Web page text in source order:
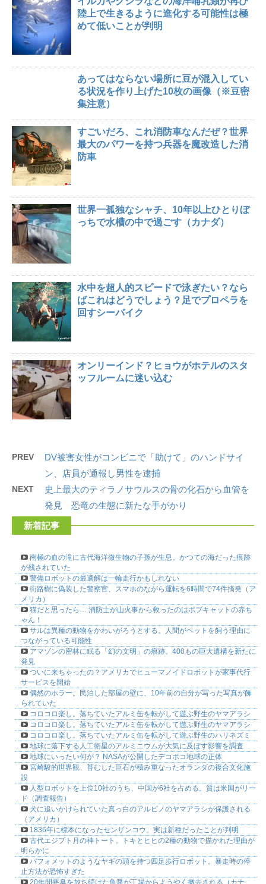
陸上で生きるように進化する可能性は極
めて低いことが判明
あってはならない場所に豆が混入してい
る状況を作り上げた10枚の画像（※豆密
集注意）
すごいだろ、これ消防車なんだぜ？世界
最大のパワーを持つ兵器を魔改造した消
防車
世界一孤独なシャチ、10年以上ひとりぼ
っちで水槽の中で過ごす（カナダ）
水中を超人的スピードで泳ぎたい？なら
ばこれはどうでしょう？足でプロペラを
回すシーバイク
オンリーインド？ヒョウがホテルのスタ
ッフルームに迷い込む
PREV
DV被害女性がコンビニで「助けて」のハンドサイ
ン、店員が通報し男性を逮捕
NEXT
史上最大のティラノサウルスの骨の化石から血管を
発見 恐竜の生態に新たな手がかり
新着記事
南極の血の滝に古代海洋微生物の子孫が生息。かつての海だった痕跡
が残されていた
警備ロボットの最適解は一輪走行かもしれない
街路樹に偽装した警察官、スマホのながら運転を6時間で74件摘発（ア
メリカ）
猫だと思ったら… 消防士が山火事から救ったのはボブキャットの赤ち
ゃん！
サルは異種の動物をかわいがろうとする。人間がペットを飼う理由に
つながっている可能性
アマゾンの密林に眠る「幻の文明」の痕跡。400もの巨大遺構を新たに
発見
ついに来ちゃったの？アメリカでヒューマノイドロボットが家事代行
サービスを開始
偶然のホラー。民泊した部屋の壁に、10年前の自分が写った写真が飾
られていた
コロコロ楽し。落ちていたアルミ缶を転がして遊ぶ野生のヤマアラシ
コロコロ楽し。落ちていたアルミ缶を転がして遊ぶ野生のヤマアラシ
コロコロ楽し。落ちていたアルミ缶を転がして遊ぶ野生のハリネズミ
地球に落下する人工衛星のアルミニウムが大気に及ぼす影響を調査
地球にいったい何が？ NASAが公開したデコボコ地球の正体
宮崎駿的世界観、苔むした巨石が積み重なったオランダの複合文化施
設
人型ロボットを上位10社のうち、中国が6社を占める。質は米国がリー
ド（調査報告）
犬に追いかけられていた真っ白のアルビノのヤマアラシが保護される
（アメリカ）
1836年に標本になったセンザンコウ。実は新種だったことが判明
古代エジプト月の神トート。トキとヒヒの2種の動物で描かれた理由が
明らかに
バフォメットのようなヤギの頭を持つ四足歩行ロボット。暴走時の停
止方法が恐怖すぎた
20年間悪臭を放ち続けた魚醤が工場からようやく撤去される（カナ